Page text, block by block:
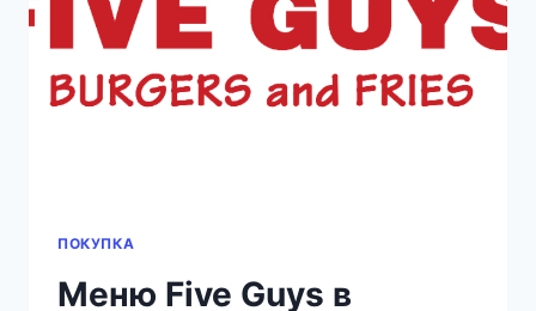
НЮАНСЫ
ПОКУПКА
Меню Five Guys в